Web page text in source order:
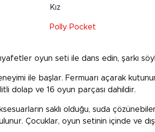
Kız
Polly Pocket
oyun seti ile dans edin, şarkı
ile başlar. Fermuarı açarak
dolap ve 16 oyun parçası dahildir.
saklı olduğu, suda
Çocuklar, oyun setinin içinde ve